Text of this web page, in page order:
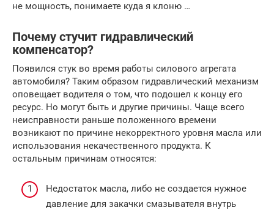
не мощность, понимаете куда я клоню …
Почему стучит гидравлический
компенсатор?
Появился стук во время работы силового агрегата
автомобиля? Таким образом гидравлический механизм
оповещает водителя о том, что подошел к концу его
ресурс. Но могут быть и другие причины. Чаще всего
неисправности раньше положенного времени
возникают по причине некорректного уровня масла или
использования некачественного продукта. К
остальным причинам относятся:
Недостаток масла, либо не создается нужное
давление для закачки смазывателя внутрь